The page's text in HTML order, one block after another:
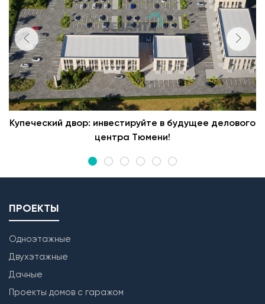
Купеческий двор: инвестируйте в будущее делового
центра Тюмени!
ПРОЕКТЫ
Одноэтажные
Двухэтажные
Дачные
Проекты домов с гаражом